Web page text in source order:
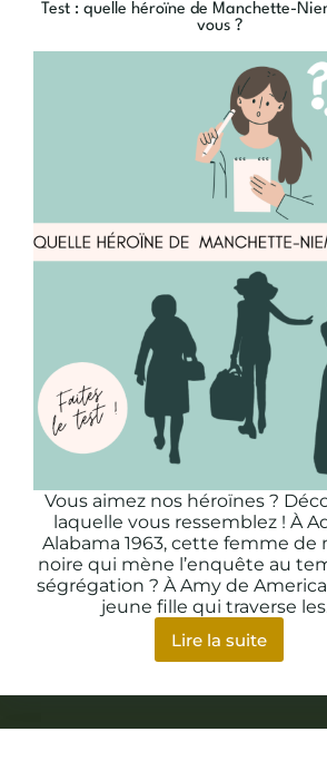
Alabama
1963
?
Test : quelle héroïne de Manchette-
vous ?
Vous aimez nos héroïnes ?
laquelle vous ressemblez ! À
Alabama 1963, cette femme de
noire qui mène l’enquête au
ségrégation ? À Amy de
jeune fille qui traverse
Lire la suite
Test
quelle
de